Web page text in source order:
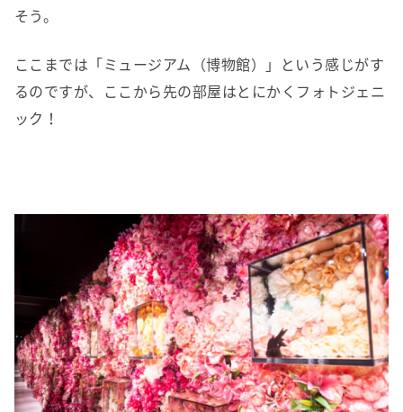
そう。
ここまでは「ミュージアム（博物館）」という感じがす
るのですが、ここから先の部屋はとにかくフォトジェニ
ック！